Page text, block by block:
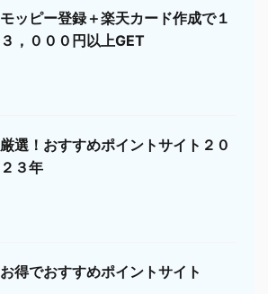
モッピー登録＋楽天カード作成で１
３，０００円以上GET
厳選！おすすめポイントサイト２０
２３年
お得でおすすめポイントサイト